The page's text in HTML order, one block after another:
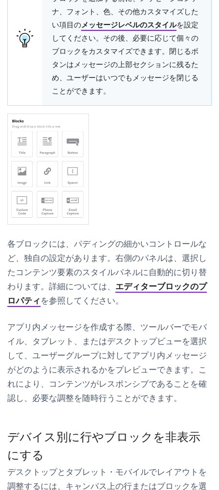
ナ、フォント、色、その他カスタマイズした
い項目のメッセージレベルのスタイルを設定
してください。その後、必要に応じて個々の
ブロックをカスタマイズできます。 閉じるボ
タンはメッセージの上部セクションに残るた
め、ユーザーはいつでもメッセージを閉じる
ことができます。
各ブロックには、パディングの細かいコントロールな
ど、独自の設定があります。右側のパネルは、選択し
たコンテンツ要素のスタイルパネルに自動的に切り替
わります。詳細については、 エディターブロックのプ
ロパティを参照してください。
アプリ内メッセージを作成する際、ツールバーでモバ
イル、タブレット、またはデスクトップビューを選択
して、ユーザーグループに対してアプリ内メッセージ
がどのように表示されるかをプレビューできます。こ
れにより、コンテンツがレスポンシブであることを確
認し、必要な調整を随時行うことができます。
デバイス別に行やブロックを非表示
にする
デスクトップとタブレット・モバイルでレイアウトを
調整するには、キャンバス上の行またはブロックを選